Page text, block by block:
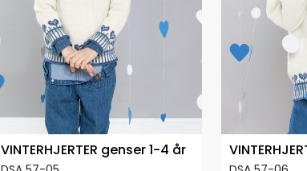
VINTERHJERTER genser 1-4 år